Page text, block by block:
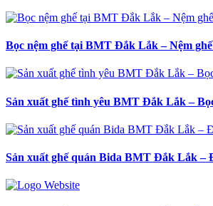
Bọc nệm ghế tại BMT Đắk Lắk – Nệm
Sản xuất ghế tình yêu BMT Đắk Lắk –
Sản xuất ghế quán Bida BMT Đắk Lắk –